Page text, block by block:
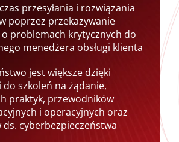
przesyłania i rozwiązania
poprzez przekazywanie
problemach krytycznych do
menedżera obsługi klienta
jest większe dzięki
szkoleń na żądanie,
praktyk, przewodników
i operacyjnych oraz
cyberbezpieczeństwa